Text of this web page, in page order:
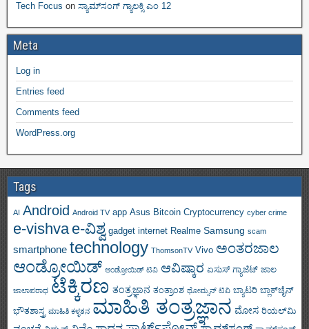
Tech Focus on ಸ್ಯಾಮ್‌ಸಂಗ್ ಗ್ಯಾಲಕ್ಸಿ ಎಂ 12
Meta
Log in
Entries feed
Comments feed
WordPress.org
Tags
AI Android Android TV app Asus Bitcoin Cryptocurrency cyber crime
e-vishva e-ವಿಶ್ವ gadget internet Realme Samsung scam
smartphone technology ThomsonTV Vivo ಅಂತರಜಾಲ
ಆಂಡ್ರೋಯಿಡ್ ಆಂಡ್ರೋಯಿಡ್ ಟಿವಿ ಆವಿಷ್ಕಾರ ಏಸುಸ್ ಗ್ಯಾಜೆಟ್ ಜಾಲ
ಜಾಲಾಪರಾಧ ಟೆಕ್ಕಿರಣ ತಂತ್ರಜ್ಞಾನ ತಂತ್ರಾಂಶ ಥೋಮ್ಸನ್ ಟಿವಿ ಬ್ಯಾಟರಿ ಬ್ಲಾಕ್‌ಚೈನ್
ಭೌತಶಾಸ್ತ್ರ ಮಾಹಿತಿ ಕಳ್ಳತನ ಮಾಹಿತಿ ತಂತ್ರಜ್ಞಾನ ಮೋಸ ರಿಯಲ್‌ಮಿ